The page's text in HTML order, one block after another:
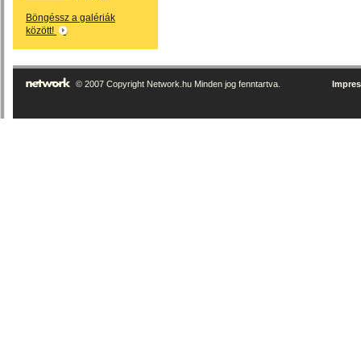
Böngéssz a galériák
között!
© 2007 Copyright Network.hu Minden jog fenntartva.